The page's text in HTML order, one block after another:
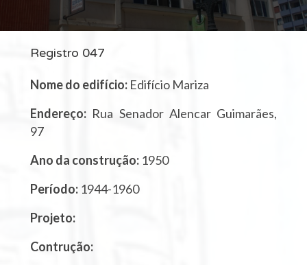
Registro 047
Nome do edifício: Edifício Mariza
Endereço: Rua Senador Alencar Guimarães,
97
Ano da construção: 1950
Período: 1944-1960
Projeto:
Contrução: